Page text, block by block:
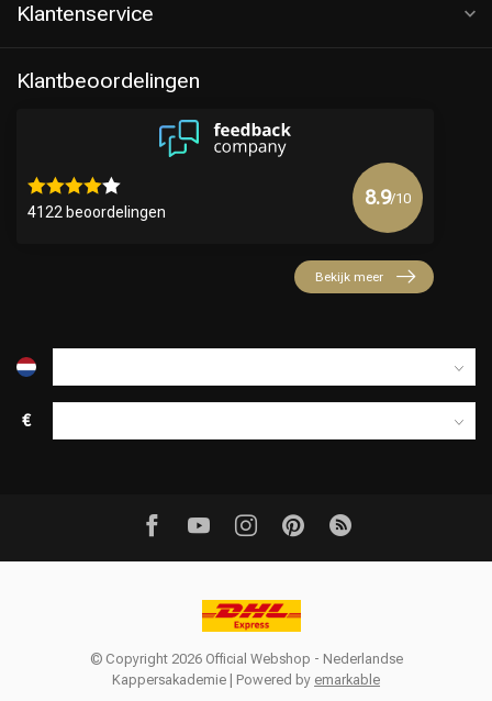
Klantenservice
Klantbeoordelingen
4122 beoordelingen
8.9/10
Bekijk meer
€
© Copyright 2026 Official Webshop - Nederlandse
Kappersakademie | Powered by emarkable